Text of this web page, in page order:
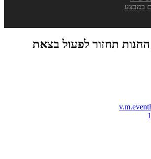
במבצע
החנות תחזור לפעול בצאת